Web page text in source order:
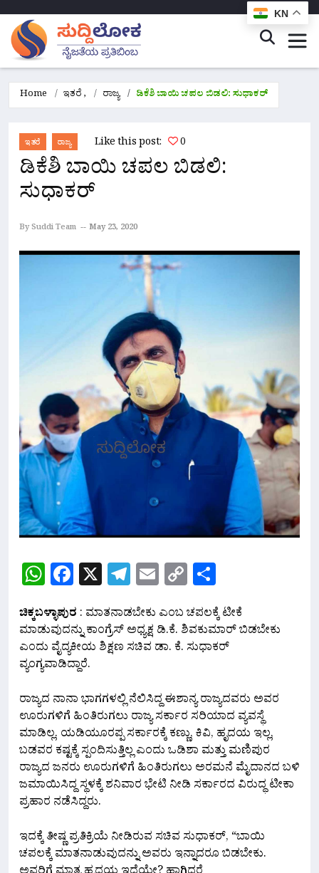
Home ಇತರೆ, ರಾಜ್ಯ ಡಿಕೆಶಿ ಬಾಯಿ ಚಪಲ ಬಿಡಲಿ: ಸುಧಾಕರ್
ಇತರೆ ರಾಜ್ಯ Like this post: 0
ಡಿಕೆಶಿ ಬಾಯಿ ಚಪಲ ಬಿಡಲಿ:
ಸುಧಾಕರ್
By Suddi Team May 23, 2020
WhatsApp
Facebook
X Telegram
Email
Copy
Link
ಚಿಕ್ಕಬಳ್ಳಾಪುರ : ಮಾತನಾಡಬೇಕು ಎಂಬ ಚಪಲಕ್ಕೆ ಟೀಕೆ
ಮಾಡುವುದನ್ನು ಕಾಂಗ್ರೆಸ್ ಅಧ್ಯಕ್ಷ ಡಿ.ಕೆ. ಶಿವಕುಮಾರ್ ಬಿಡಬೇಕು
ಎಂದು ವೈದ್ಯಕೀಯ ಶಿಕ್ಷಣ ಸಚಿವ ಡಾ. ಕೆ. ಸುಧಾಕರ್
ವ್ಯಂಗ್ಯವಾಡಿದ್ದಾರೆ.
ರಾಜ್ಯದ ನಾನಾ ಭಾಗಗಳಲ್ಲಿ ನೆಲಿಸಿದ್ದ ಈಶಾನ್ಯ ರಾಜ್ಯದವರು ಅವರ
ಊರುಗಳಿಗೆ ಹಿಂತಿರುಗಲು ರಾಜ್ಯ ಸರ್ಕಾರ ಸರಿಯಾದ ವ್ಯವಸ್ಥೆ
ಮಾಡಿಲ್ಲ. ಯಡಿಯೂರಪ್ಪ ಸರ್ಕಾರಕ್ಕೆ ಕಣ್ಣು, ಕಿವಿ, ಹೃದಯ ಇಲ್ಲ,
ಬಡವರ ಕಷ್ಟಕ್ಕೆ ಸ್ಪಂದಿಸುತ್ತಿಲ್ಲ ಎಂದು ಒಡಿಶಾ ಮತ್ತು ಮಣಿಪುರ
ರಾಜ್ಯದ ಜನರು ಊರುಗಳಿಗೆ ಹಿಂತಿರುಗಲು ಅರಮನೆ ಮೈದಾನದ ಬಳಿ
ಜಮಾಯಿಸಿದ್ದ ಸ್ಥಳಕ್ಕೆ ಶನಿವಾರ ಭೇಟಿ ನೀಡಿ ಸರ್ಕಾರದ ವಿರುದ್ಧ ಟೀಕಾ
ಪ್ರಹಾರ ನಡೆಸಿದ್ದರು.
ಇದಕ್ಕೆ ತೀಷ್ಣ ಪ್ರತಿಕ್ರಿಯೆ ನೀಡಿರುವ ಸಚಿವ ಸುಧಾಕರ್, “ಬಾಯಿ
ಚಪಲಕ್ಕೆ ಮಾತನಾಡುವುದನ್ನು ಅವರು ಇನ್ನಾದರೂ ಬಿಡಬೇಕು.
KN